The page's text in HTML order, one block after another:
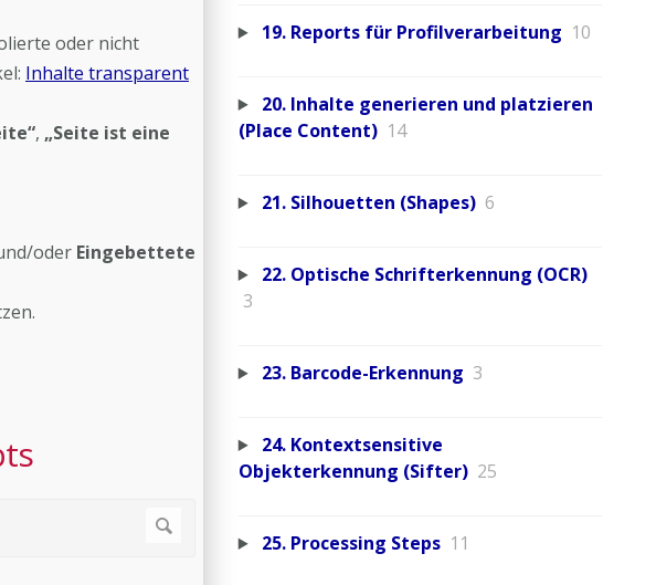
oder nicht
Inhalte transparent
, „Seite ist eine
oder Eingebettete
19. Reports für Profilverarbeitung 10
20. Inhalte generieren und platzieren
(Place Content) 14
21. Silhouetten (Shapes) 6
22. Optische Schrifterkennung (OCR)
3
23. Barcode-Erkennung 3
24. Kontextsensitive
Objekterkennung (Sifter) 25
25. Processing Steps 11